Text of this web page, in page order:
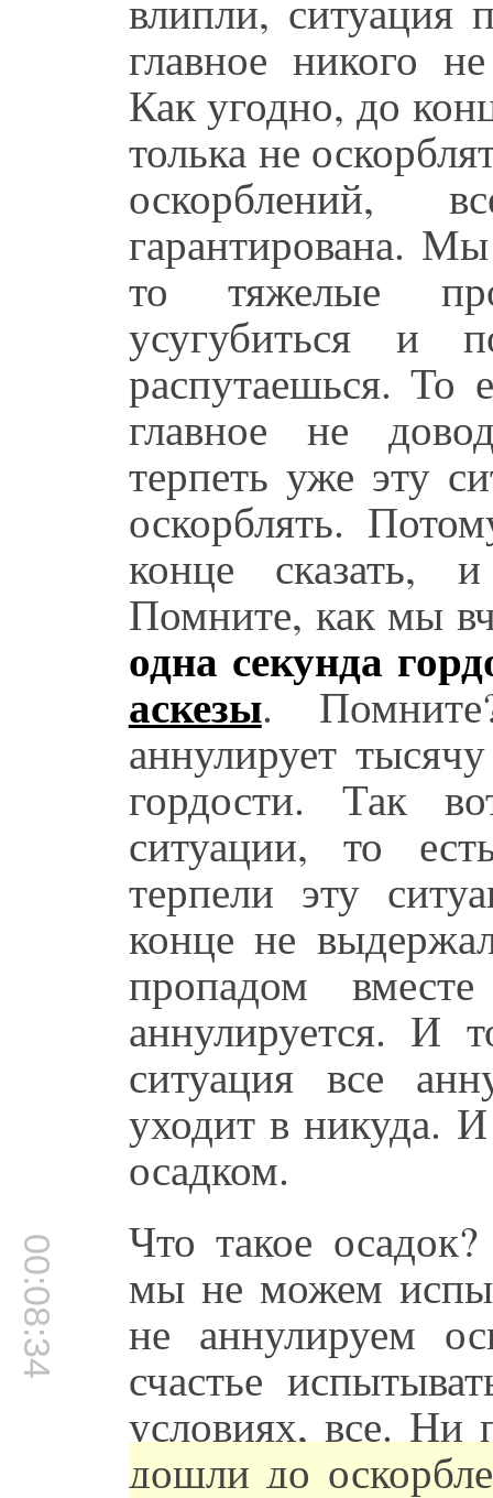
главное никого
Как угодно, до
толька не
оскорблений,
гарантирована.
то тяжелые
усугубиться и
распутаешься. То
главное не
терпеть уже эту
оскорблять.
конце сказать,
Помните, как мы
одна секунда
аскезы.
аннулирует
гордости. Так
ситуации, то
терпели эту
конце не
пропадом
аннулируется. И
ситуация все
уходит в никуда.
осадком.
00:08:34 Что такое
мы не можем
не аннулируем
счастье
условиях, все. Ни
дошли до